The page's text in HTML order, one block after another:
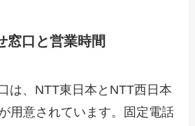
窓口と営業時間
は、NTT東日本とNTT西日本
用意されています。固定電話